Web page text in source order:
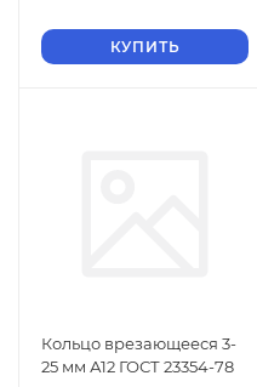
КУПИТЬ
Кольцо врезающееся 3-
25 мм А12 ГОСТ 23354-78